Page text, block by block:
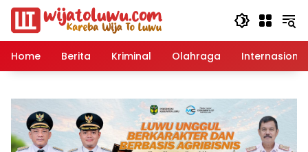
Langsung
konten
Home
Berita Kriminal Olahraga Internasional